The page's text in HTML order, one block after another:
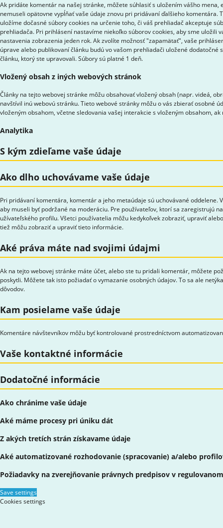
Ak pridáte komentár na našej stránke, môžete súhlasiť s uložením vášho
nemuseli opätovne vypĺňať vaše údaje znovu pri pridávaní ďalšieho
uložíme dočasné súbory cookies na určenie toho, či váš prehliadač akceptuje
prehliadača. Pri prihlásení nastavíme niekoľko súborov cookies, aby sme
nastavenia zobrazenia jeden rok. Ak zvolíte možnosť "zapamätať", vaše
úprave alebo publikovaní článku budú vo vašom prehliadači uložené
článku, ktorý ste upravovali. Súbory sú platné 1 deň.
Vložený obsah z iných webových stránok
Články na tejto webovej stránke môžu obsahovať vložený obsah (napr. videá,
navštívil inú webovú stránku. Tieto webové stránky môžu o vás zbierať osobné
vloženým obsahom, včetne sledovania vašej interakcie s vloženým obsahom,
Analytika
S kým zdieľame vaše údaje
Ako dlho uchovávame vaše údaje
Pri pridávaní komentára, komentár a jeho metaúdaje sú uchovávané
aby museli byť podržané na moderáciu. Pre používateľov, ktorí sa zaregistrujú
užívateľského profilu. Všetci používatelia môžu kedykoľvek zobraziť, upraviť
tiež môžu zobraziť a upraviť tieto informácie.
Aké práva máte nad svojimi údajmi
Ak na tejto webovej stránke máte účet, alebo ste tu pridali komentár, môžete
poskytli. Môžete tak isto požiadať o vymazanie osobných údajov. To sa ale
dôvodov.
Kam posielame vaše údaje
Komentáre návštevníkov môžu byť kontrolované prostredníctvom
Vaše kontaktné informácie
Dodatočné informácie
Ako chránime vaše údaje
Aké máme procesy pri úniku dát
Z akých tretích strán získavame údaje
Aké automatizované rozhodovanie (spracovanie) a/alebo
Požiadavky na zverejňovanie právnych predpisov v
Save settings
Cookies settings